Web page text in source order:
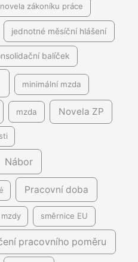
zákoníku práce
jednotné měsíční hlášení
balíček
minimální mzda
mzda Novela ZP
Nábor
Pracovní doba
směrnice EU
pracovního poměru